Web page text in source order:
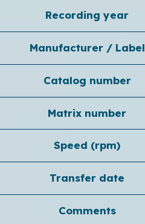
Recording year
Manufacturer / Label
Catalog number
Matrix number
Speed ​​(rpm)
Transfer date
Comments